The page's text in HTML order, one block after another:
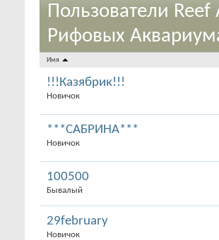
Пользователи
Рифовых
Имя
!!!Казябрик!!!
Новичок
***САБРИНА***
Новичок
100500
Бывалый
29february
Новичок